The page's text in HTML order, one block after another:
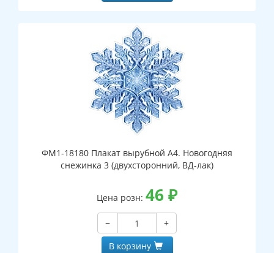
ФМ1-18180 Плакат вырубной А4. Новогодняя
снежинка 3 (двухсторонний, ВД-лак)
Цена розн: 46 ₽
−
+
В корзину